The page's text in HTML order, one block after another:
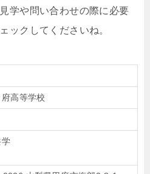
学や問い合わせの際に必要
ックしてくださいね。
高等学校
学